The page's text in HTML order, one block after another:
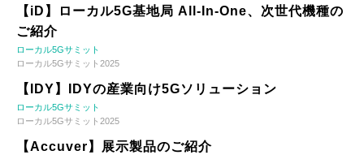
【iD】ローカル5G基地局 All-In-One、次世代機種の
ご紹介
ローカル5Gサミット
ローカル5Gサミット2025
【IDY】IDYの産業向け5Gソリューション
ローカル5Gサミット
ローカル5Gサミット2025
【Accuver】展示製品のご紹介